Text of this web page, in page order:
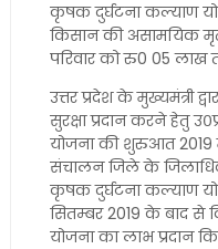
कृषक दुर्घटना कल्याण
किसान की असामयिक
परिवार को रु0 05 लाख
उत्तर प्रदेश के मुख्यमंत्री
सुरक्षा प्रदान करने हेतु
योजना की शुरुआत 2019
संचालन जिले के
कृषक दुर्घटना कल्याण
सितम्बर 2019 के बाद से
योजना का लाभ प्रदान